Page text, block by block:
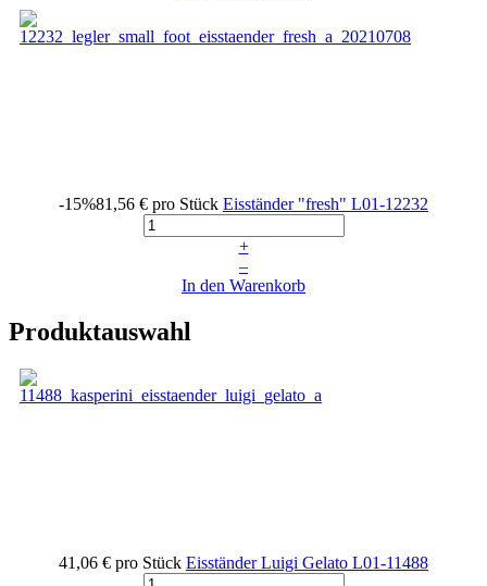
-15%81,56 € pro Stück Eisständer "fresh" L01-12232
+
–
In den Warenkorb
Produktauswahl
41,06 € pro Stück Eisständer Luigi Gelato L01-11488